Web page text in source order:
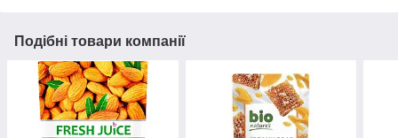
Подібні товари компанії